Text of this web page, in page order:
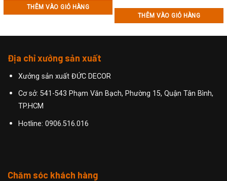
THÊM VÀO GIỎ HÀNG
THÊM VÀO GIỎ HÀNG
Địa chỉ xưởng sản xuất
Xưởng sản xuất ĐỨC DECOR
Cơ sở: 541-543 Phạm Văn Bạch, Phường 15, Quận Tân Bình,
TP.HCM
Hotline: 0906.516.016
Chăm sóc khách hàng